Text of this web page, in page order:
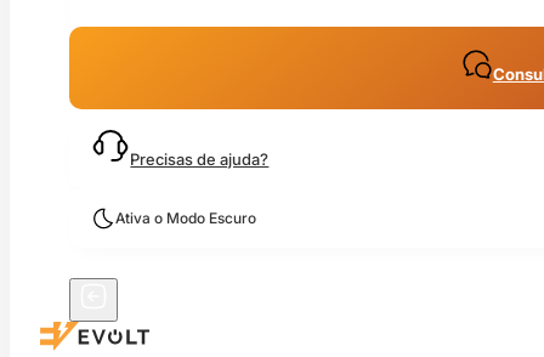
Precisas de ajuda?
Ativa o Modo Escuro